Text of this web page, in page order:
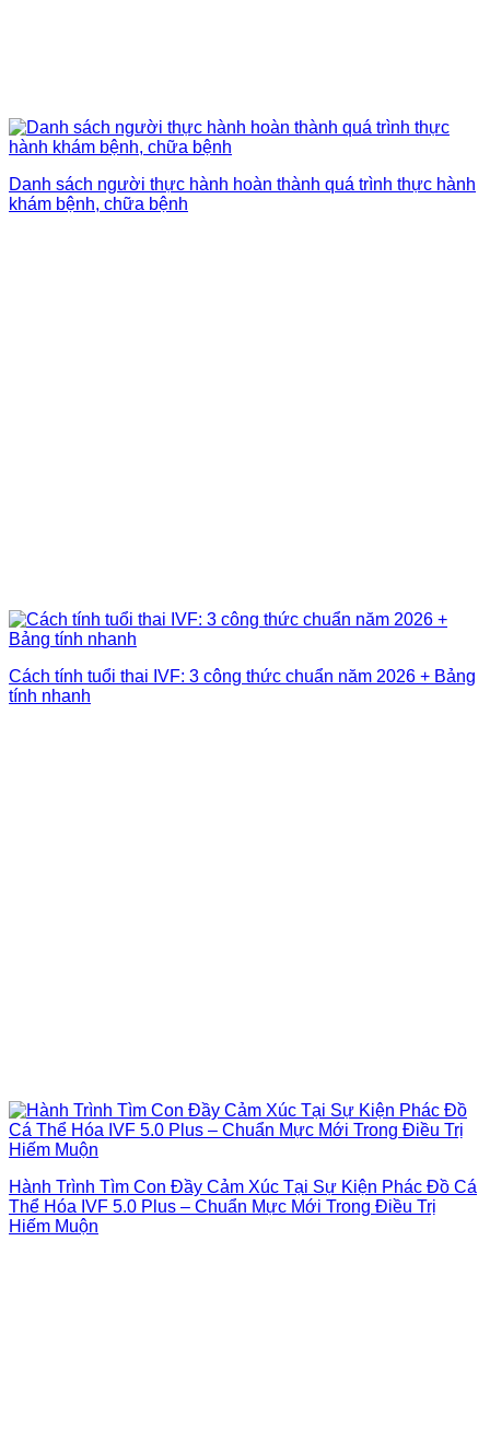
Danh sách người thực hành hoàn thành quá trình thực hành
khám bệnh, chữa bệnh
Cách tính tuổi thai IVF: 3 công thức chuẩn năm 2026 + Bảng
tính nhanh
Hành Trình Tìm Con Đầy Cảm Xúc Tại Sự Kiện Phác Đồ Cá
Thể Hóa IVF 5.0 Plus – Chuẩn Mực Mới Trong Điều Trị
Hiếm Muộn